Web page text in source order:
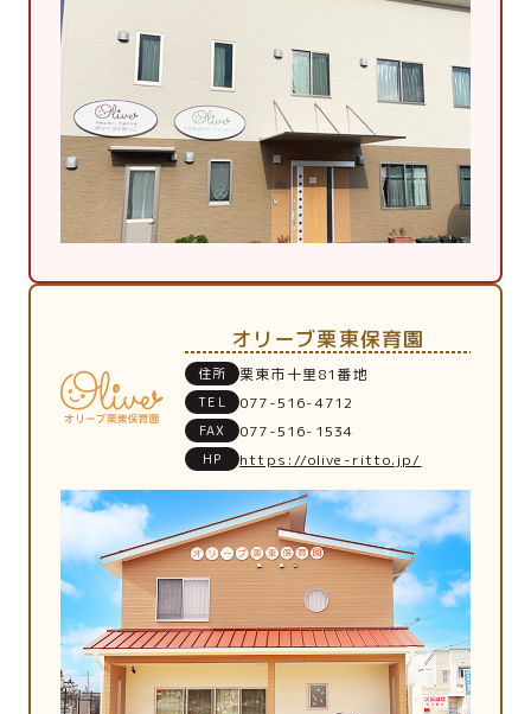
オリーブ栗東保育園
住所 栗東市十里81番地
TEL 077-516-4712
FAX 077-516-1534
HP https://olive-ritto.jp/